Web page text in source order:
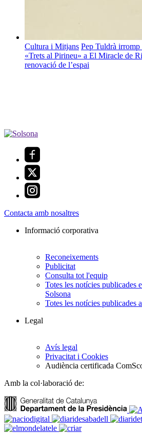
Cultura i Mitjans Pep Tuldrà irromp
«Trets al Pirineu» a El Miracle de
renovació de l’espai
Contacta amb nosaltres
Informació corporativa
Reconeixements
Publicitat
Consulta tot l'equip
Totes les notícies publicades
Solsona
Totes les notícies publicades
Legal
Avís legal
Privacitat i Cookies
Audiència certificada
Amb la col·laboració de: